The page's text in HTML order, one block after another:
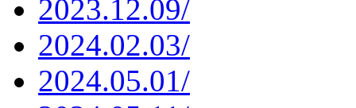
2023.12.09/
2024.02.03/
2024.05.01/